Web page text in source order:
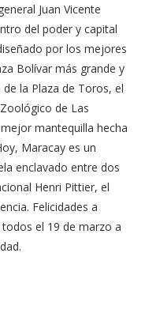
Juan Vicente
del poder y capital
por los mejores
Bolívar más grande y
la Plaza de Toros, el
de Las
mantequilla hecha
Maracay es un
enclavado entre dos
Henri Pittier, el
Felicidades a
el 19 de marzo a